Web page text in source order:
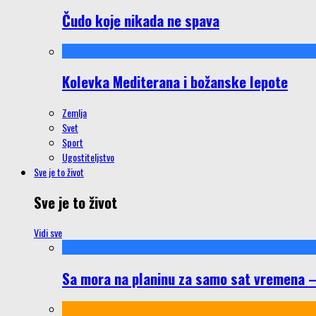
Čudo koje nikada ne spava
Kolevka Mediterana i božanske lepote
Zemlja
Svet
Sport
Ugostiteljstvo
Sve je to život
Sve je to život
Vidi sve
Sa mora na planinu za samo sat vremena